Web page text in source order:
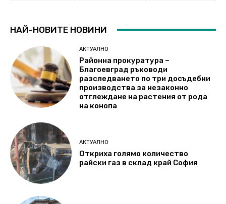
НАЙ-НОВИТЕ НОВИНИ
АКТУАЛНО
Районна прокуратура –
Благоевград ръководи
разследването по три досъдебни
производства за незаконно
отглеждане на растения от рода
на конопа
АКТУАЛНО
Откриха голямо количество
райски газ в склад край София